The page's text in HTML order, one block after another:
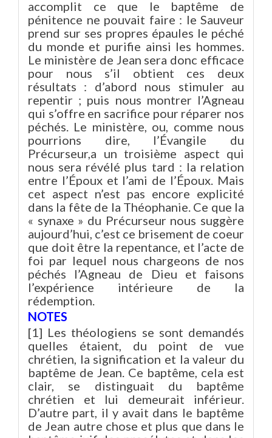
accomplit ce que le baptême de
pénitence ne pouvait faire : le Sauveur
prend sur ses propres épaules le péché
du monde et purifie ainsi les hommes.
Le ministère de Jean sera donc efficace
pour nous s’il obtient ces deux
résultats : d’abord nous stimuler au
repentir ; puis nous montrer l’Agneau
qui s’offre en sacrifice pour réparer nos
péchés. Le ministère, ou, comme nous
pourrions dire, l’Évangile du
Précurseur,a un troisième aspect qui
nous sera révélé plus tard : la relation
entre l’Époux et l’ami de l’Époux. Mais
cet aspect n’est pas encore explicité
dans la fête de la Théophanie. Ce que la
« synaxe » du Précurseur nous suggère
aujourd’hui, c’est ce brisement de coeur
que doit être la repentance, et l’acte de
foi par lequel nous chargeons de nos
péchés l’Agneau de Dieu et faisons
l’expérience intérieure de la
rédemption.
NOTES
[1] Les théologiens se sont demandés
quelles étaient, du point de vue
chrétien, la signification et la valeur du
baptême de Jean. Ce baptême, cela est
clair, se distinguait du baptême
chrétien et lui demeurait inférieur.
D’autre part, il y avait dans le baptême
de Jean autre chose et plus que dans le